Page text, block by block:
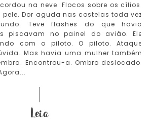
na neve. Flocos sobre os cílios.
Dor aguda nas costelas toda vez
Teve flashes do que havia
piscavam no painel do avião. Ele
com o piloto. O piloto. Ataque
Mas havia uma mulher também
Encontrou-a. Ombro deslocado.